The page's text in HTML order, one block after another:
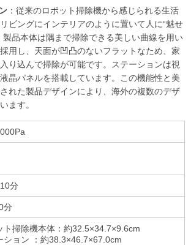
：従来のロボット掃除機から感じられる生活
ビングにインテリアのように置いて人に“魅せ
製品本体は隅まで掃除できる美しい曲線を用い
用し、天面が凹凸のないフラットなため、家
り込んで掃除が可能です。ステーションは視
晶パネルを搭載しています。この機能性と美
れた製品デザインにより、海外の複数のデザ
ます。
分
分
ト掃除機本体：約32.5×34.7×9.6cm
ション ：約38.3×46.7×67.0cm